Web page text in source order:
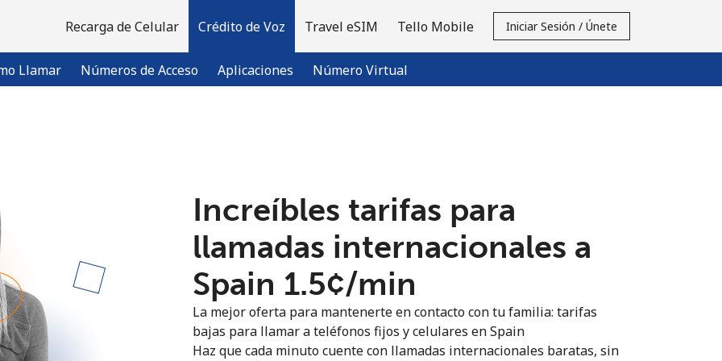
Recarga de Celular Crédito de Voz
Llamar Números de Acceso Aplicaciones Número Virtual
Travel eSIM Tello Mobile Iniciar Sesión / Únete
¿Ya tienes una cuenta? Inicia sesión →
Regístrate con
Increíbles tarifas para
llamadas internacionales a
Spain ⁦1.5¢⁩/min
La mejor oferta para mantenerte en contacto con tu familia: tarifas
bajas para llamar a teléfonos fijos y celulares en Spain
Haz que cada minuto cuente con llamadas internacionales baratas, sin